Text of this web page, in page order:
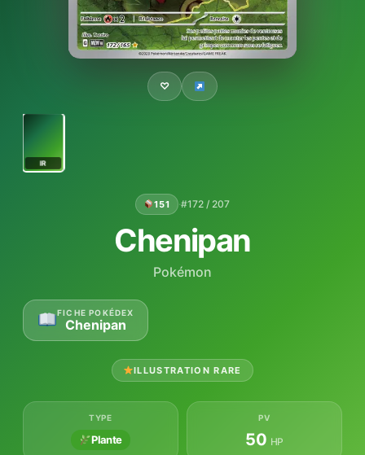
♡
IR
151 ·#172 / 207
Chenipan
Pokémon
FICHE POKÉDEX
Chenipan
ILLUSTRATION RARE
TYPE
Plante
PV
50 HP